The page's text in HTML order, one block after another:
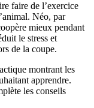
faire de l’exercice
Néo, par
mieux pendant
le stress et
de la coupe.
montrant les
apprendre.
les conseils